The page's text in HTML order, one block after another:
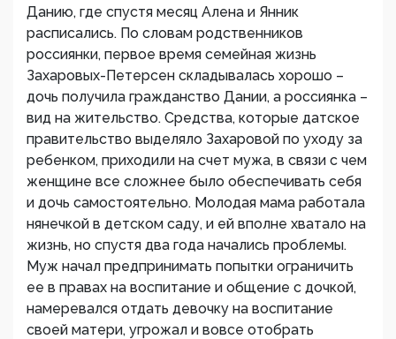
Данию, где спустя месяц Алена и Янник
расписались. По словам родственников
россиянки, первое время семейная жизнь
Захаровых-Петерсен складывалась хорошо –
дочь получила гражданство Дании, а россиянка –
вид на жительство. Средства, которые датское
правительство выделяло Захаровой по уходу за
ребенком, приходили на счет мужа, в связи с чем
женщине все сложнее было обеспечивать себя
и дочь самостоятельно. Молодая мама работала
нянечкой в детском саду, и ей вполне хватало на
жизнь, но спустя два года начались проблемы.
Муж начал предпринимать попытки ограничить
ее в правах на воспитание и общение с дочкой,
намеревался отдать девочку на воспитание
своей матери, угрожал и вовсе отобрать